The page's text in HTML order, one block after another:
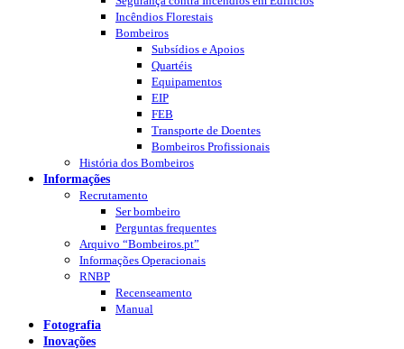
Incêndios Florestais
Bombeiros
Subsídios e Apoios
Quartéis
Equipamentos
EIP
FEB
Transporte de Doentes
Bombeiros Profissionais
História dos Bombeiros
Informações
Recrutamento
Ser bombeiro
Perguntas frequentes
Arquivo “Bombeiros.pt”
Informações Operacionais
RNBP
Recenseamento
Manual
Fotografia
Inovações